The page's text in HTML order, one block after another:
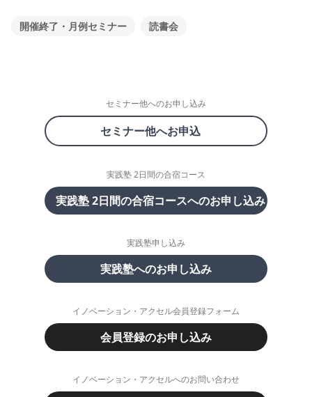
開催終了・月例セミナー 読書会
セミナー他へのお申し込み
セミナー他へお申込
実践塾 2日間の合宿コース
実践塾 2日間の合宿コースへのお申し込み
実践塾申し込み
実践塾へのお申し込み
イノベーション・アクセル会員登録フォーム
会員登録のお申し込み
イノベーション・アクセルへのお問い合わせ